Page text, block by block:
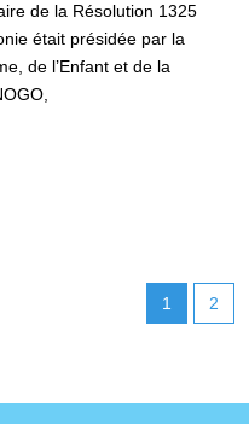
de la Résolution 1325
était présidée par la
de l’Enfant et de la
1 2